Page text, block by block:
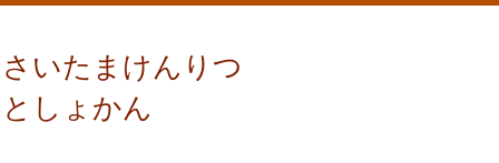
さいたまけんりつ
としょかん